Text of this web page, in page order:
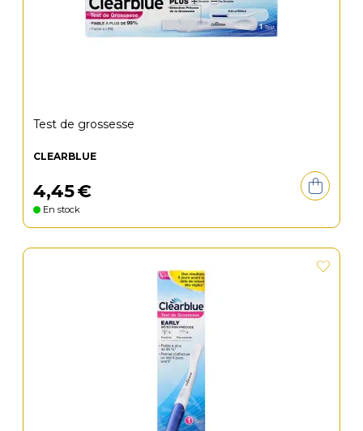
Test de grossesse
CLEARBLUE
4,45€
En stock